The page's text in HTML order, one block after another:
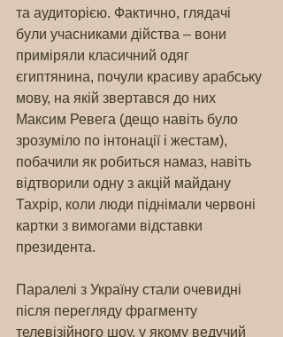
та аудиторією. Фактично, глядачі
були учасниками дійства – вони
приміряли класичний одяг
єгиптянина, почули красиву арабську
мову, на якій звертався до них
Максим Ревега (дещо навіть було
зрозуміло по інтонації і жестам),
побачили як робиться намаз, навіть
відтворили одну з акцій майдану
Тахрір, коли люди піднімали червоні
картки з вимогами відставки
президента.
Паралелі з Україну стали очевидні
після перегляду фрагменту
телевізійного шоу, у якому ведучий